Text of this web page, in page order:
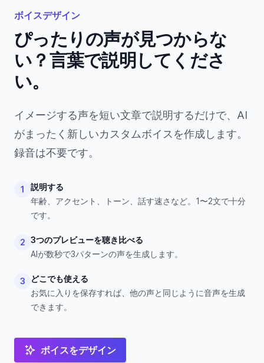
ボイスデザイン
ぴったりの声が見つからな
い？言葉で説明してくださ
い。
イメージする声を短い文章で説明するだけで、AI
がまったく新しいカスタムボイスを作成します。
録音は不要です。
1
説明する
年齢、アクセント、トーン、話す速さなど。1〜2文で十分
です。
2 3つのプレビューを聴き比べる
AIが数秒で3パターンの声を生成します。
3
どこでも使える
お気に入りを保存すれば、他の声と同じように音声を生成
できます。
ボイスをデザイン